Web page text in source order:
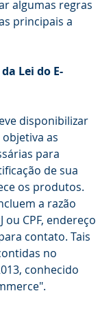
algumas regras
principais a
Lei do E-
disponibilizar
as
para
de sua
os produtos.
a razão
ou CPF, endereço
contato. Tais
no
conhecido